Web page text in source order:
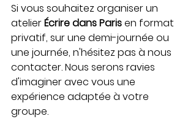
Si vous souhaitez organiser un
atelier Écrire dans Paris en format
privatif, sur une demi-journée ou
une journée, n'hésitez pas à nous
contacter. Nous serons ravies
d'imaginer avec vous une
expérience adaptée à votre
groupe.